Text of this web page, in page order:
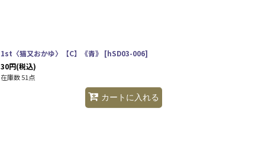
1st〈猫又おかゆ〉【C】《青》 [hSD03-006]
30円(税込)
在庫数 51点
カートに入れる